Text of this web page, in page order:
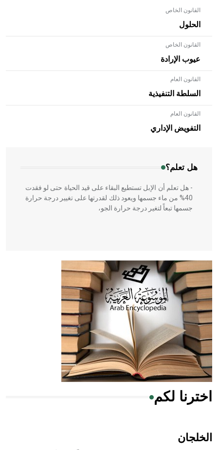
القانون الخاص
الحلول
القانون الخاص
عيوب الإرادة
القانون العام
السلطة التنفيذية
القانون العام
التفويض الإداري
هل تعلم؟
- هل تعلم أن الأبلق نوع من الفنون الهندسية التي ارتبطت
بالعمارة الإسلامية في بلاد الشام ومصر خاصة، حيث يحرص
المعمار على بناء مداميكه وخاصة في الواجهات
- هل تعلم أن الإبل تستطيع البقاء على قيد الحياة حتى لو فقدت
40% من ماء جسمها ويعود ذلك لقدرتها على تغيير درجة حرارة
جسمها تبعاً لتغير درجة حرارة الجو،
- هل تعلم أن أبقراط كتب في الطب أربعة مؤلفات هي:
الحكم، الأدلة، تنظيم التغذية، ورسالته في جروح الرأس. ويعود
له الفضل بأنه حرر الطب من الدين والفلسفة.
- هل تعلم أن المرجان إفراز حيواني يتكون في البحر ويتركب
من مادة كربونات الكلسيوم، وهو أحمر أو شديد الحمرة وهو
أجود أنواعه، ويمتاز بكبر الحجم ويسمى الش
هل تعلم أن الأبسيد كلمة فرنسية اللفظ تم اعتمادها مصطلحاً
اخترنا لكم
الخلجان